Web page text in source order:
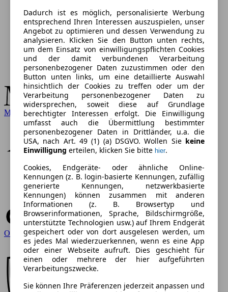
Mercedes-Benz
Opel
Dadurch ist es möglich, personalisierte Werbung
entsprechend Ihren Interessen auszuspielen, unser
Angebot zu optimieren und dessen Verwendung zu
analysieren. Klicken Sie den Button unten rechts,
um dem Einsatz von einwilligungspflichten Cookies
und der damit verbundenen Verarbeitung
personenbezogener Daten zuzustimmen oder den
Button unten links, um eine detaillierte Auswahl
hinsichtlich der Cookies zu treffen oder um der
Verarbeitung personenbezogener Daten zu
widersprechen, soweit diese auf Grundlage
berechtigter Interessen erfolgt. Die Einwilligung
umfasst auch die Übermittlung bestimmter
personenbezogener Daten in Drittländer, u.a. die
USA, nach Art. 49 (1) (a) DSGVO. Wollen Sie keine
Einwilligung erteilen, klicken Sie bitte hier.
Cookies, Endgeräte- oder ähnliche Online-
Kennungen (z. B. login-basierte Kennungen, zufällig
generierte Kennungen, netzwerkbasierte
Kennungen) können zusammen mit anderen
Informationen (z. B. Browsertyp und
Browserinformationen, Sprache, Bildschirmgröße,
unterstützte Technologien usw.) auf Ihrem Endgerät
gespeichert oder von dort ausgelesen werden, um
es jedes Mal wiederzuerkennen, wenn es eine App
oder einer Webseite aufruft. Dies geschieht für
einen oder mehrere der hier aufgeführten
Verarbeitungszwecke.
Sie können Ihre Präferenzen jederzeit anpassen und